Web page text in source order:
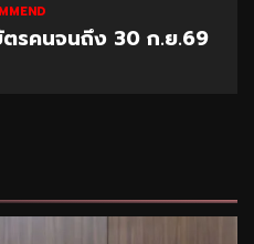
ตรคนจนถึง 30 ก.ย.69